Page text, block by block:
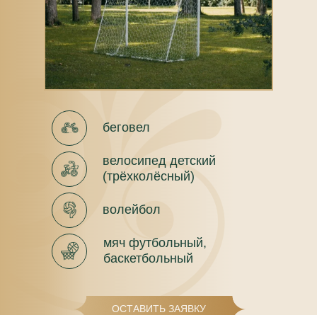
беговел
велосипед детский
(трёхколёсный)
ОСТАВИТЬ ЗАЯВКУ
волейбол
мяч футбольный,
баскетбольный